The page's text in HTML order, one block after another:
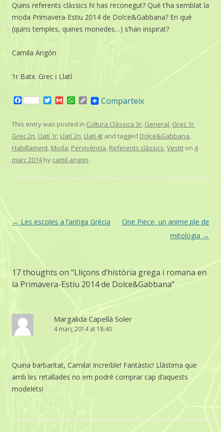
Quins referents clàssics hi has reconegut? Què t’ha semblat la
moda Primavera-Estiu 2014 de Dolce&Gabbana? En què
(quins temples, quines monedes…) s’han inspirat?
Camila Arigón
1r Batx. Grec i Llatí
F
e
o
o
T
t
t
e
r
G
i
l
W
t
s
A
p
p
C
o
y
L
i
n
Comparteix
This entry was posted in Cultura Clàssica 3r, General, Grec 1r,
Grec 2n, Llatí 1r, Llatí 2n, Llatí 4t and tagged Dolce&Gabbana,
Habillament, Moda, Pervivència, Referents clàssics,Vestit on 4
març 2014by camil.arigon.
Post
← Les escoles a l’antiga Grècia
One Piece, un anime ple de
mitologia →
17 thoughts on “Lliçons d’història grega i romana en
la Primavera-Estiu 2014 de Dolce&Gabbana”
Margalida Capellà Soler
4 març 2014 at 18:40
Quina barbaritat, Camila! Increïble! Fantàstic! Llàstima que
amb les retallades no em podré comprar cap d’aquests
modelets!